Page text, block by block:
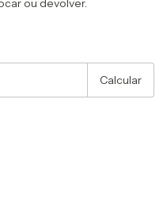
ou devolver.
Calcular